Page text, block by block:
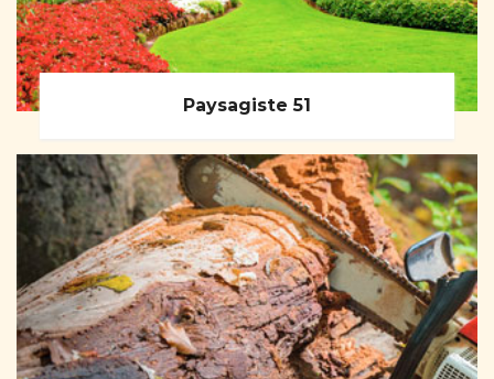
Paysagiste 51